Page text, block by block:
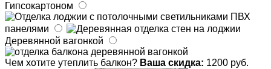
Гипсокартоном
ПВХ
панелями
Деревянной вагонкой
Чем хотите утеплить балкон? Ваша скидка: 1200 руб.